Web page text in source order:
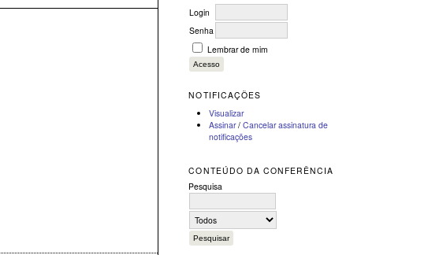
Login
Senha
Lembrar de mim
NOTIFICAÇÕES
Visualizar
Assinar/Cancelar assinatura de
notificações
CONTEÚDO DA CONFERÊNCIA
Pesquisa